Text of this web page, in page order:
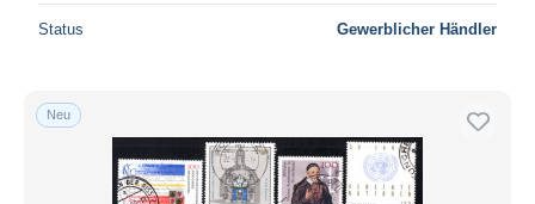
Status Gewerblicher Händler
Neu